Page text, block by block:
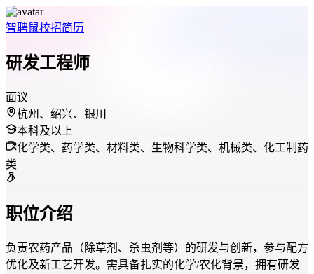
智聘鼠校招简历
研发工程师
面议
杭州、绍兴、银川
本科及以上
化学类、药学类、材料类、生物科学类、机械类、化工制药
类
职位介绍
负责农药产品（除草剂、杀虫剂等）的研发与创新，参与配方
优化及新工艺开发。需具备扎实的化学/农化背景，拥有研发